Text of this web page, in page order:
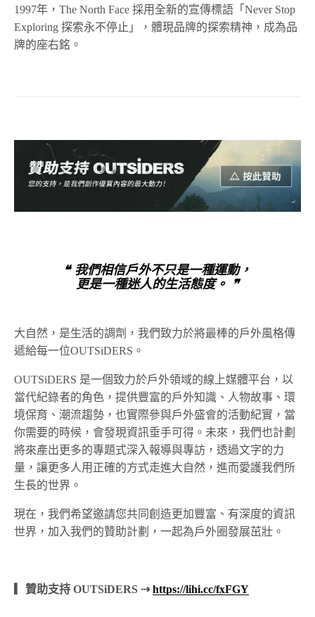
1997年，The North Face 採用全新的宣傳標語「Never Stop
Exploring 探索永不停止」，體現品牌的探索精神，成為品
牌的座右銘。
❝ 我們相信戶外不只是一種運動，
更是一種迷人的生活態度。 ❞
大自然，是生活的調劑，我們致力於將最棒的戶外風格傳
遞給每一位OUTSiDERS。
OUTSiDERS 是一個致力於戶外領域的線上媒體平台，以
當代紀錄者的角色，提供豐富的戶外知識、人物故事、環
境保育、潮流趨勢，也實際參與戶外盛會的活動紀實，當
你需要的時候，會發現資訊垂手可得。未來，我們也計劃
將來產出更多的專題式深入報導與專訪，透過文字的力
量，讓更多人用正確的方式走進大自然，進而愛護我們所
生長的世界。
現在，我們希望邀請您共同創造更加豐富、有深度的資訊
世界，加入我們的贊助計劃，一起為戶外圈發展茁壯。
▎贊助支持 OUTSiDERS ⇢https://lihi.cc/fxFGY